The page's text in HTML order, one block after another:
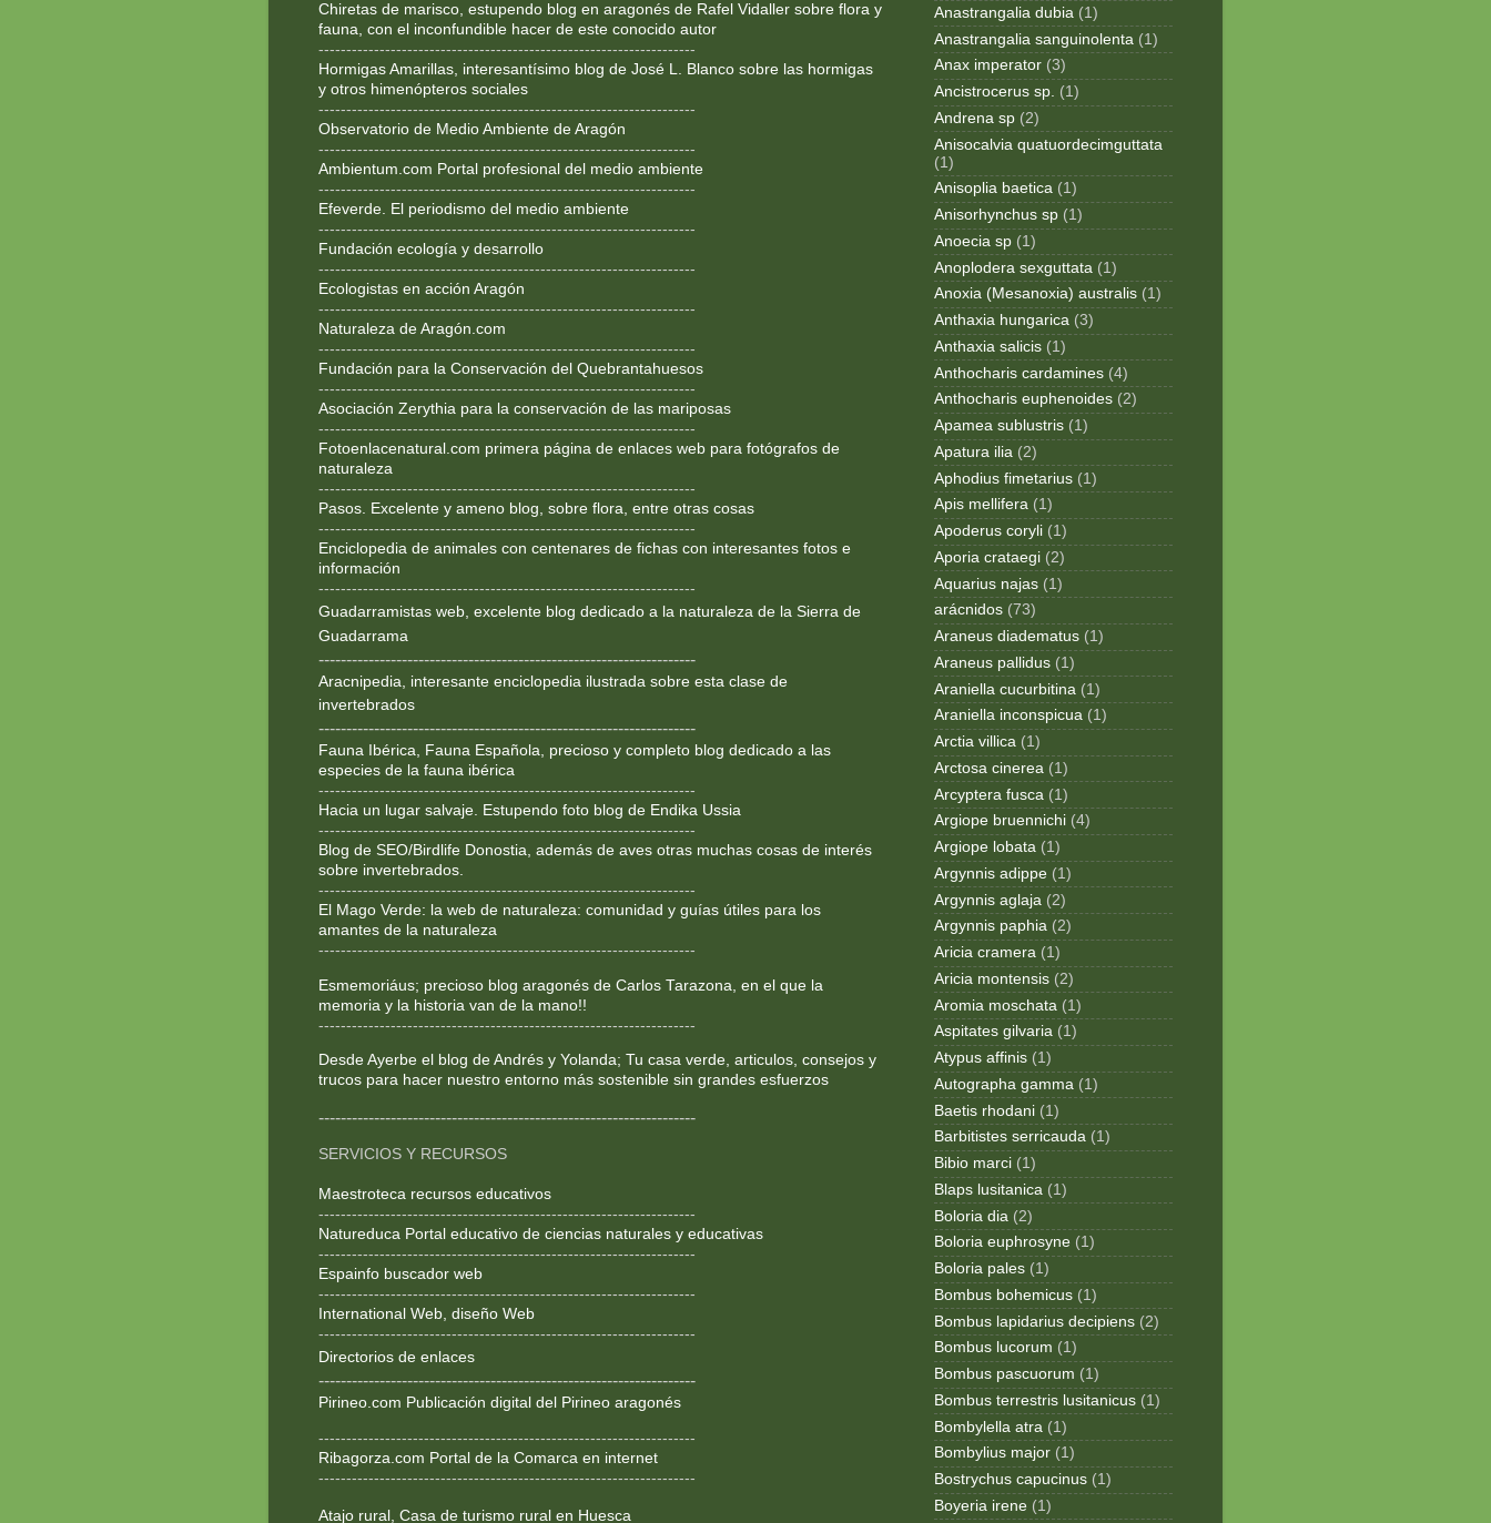
Chiretas de marisco, estupendo blog en aragonés de Rafel Vidaller sobre flora y
fauna, con el inconfundible hacer de este conocido autor
--------------------------------------------------------------------
Hormigas Amarillas, interesantísimo blog de José L. Blanco sobre las hormigas
y otros himenópteros sociales
--------------------------------------------------------------------
Observatorio de Medio Ambiente de Aragón
--------------------------------------------------------------------
Ambientum.com Portal profesional del medio ambiente
--------------------------------------------------------------------
Efeverde. El periodismo del medio ambiente
--------------------------------------------------------------------
Fundación ecología y desarrollo
--------------------------------------------------------------------
Ecologistas en acción Aragón
--------------------------------------------------------------------
Naturaleza de Aragón.com
--------------------------------------------------------------------
Fundación para la Conservación del Quebrantahuesos
--------------------------------------------------------------------
Asociación Zerythia para la conservación de las mariposas
--------------------------------------------------------------------
Fotoenlacenatural.com primera página de enlaces web para fotógrafos de
naturaleza
--------------------------------------------------------------------
Pasos. Excelente y ameno blog, sobre flora, entre otras cosas
--------------------------------------------------------------------
Enciclopedia de animales con centenares de fichas con interesantes fotos e
información
--------------------------------------------------------------------
Guadarramistas web, excelente blog dedicado a la naturaleza de la Sierra de
Guadarrama
--------------------------------------------------------------------
Aracnipedia, interesante enciclopedia ilustrada sobre esta clase de
invertebrados
--------------------------------------------------------------------
Fauna Ibérica, Fauna Española, precioso y completo blog dedicado a las
especies de la fauna ibérica
--------------------------------------------------------------------
Hacia un lugar salvaje. Estupendo foto blog de Endika Ussia
--------------------------------------------------------------------
Blog de SEO/Birdlife Donostia, además de aves otras muchas cosas de interés
sobre invertebrados.
--------------------------------------------------------------------
El Mago Verde: la web de naturaleza: comunidad y guías útiles para los
amantes de la naturaleza
--------------------------------------------------------------------
Esmemoriáus; precioso blog aragonés de Carlos Tarazona, en el que la
memoria y la historia van de la mano!!
--------------------------------------------------------------------
Desde Ayerbe el blog de Andrés y Yolanda; Tu casa verde, articulos, consejos y
trucos para hacer nuestro entorno más sostenible sin grandes esfuerzos
--------------------------------------------------------------------
SERVICIOS Y RECURSOS
Maestroteca recursos educativos
--------------------------------------------------------------------
Natureduca Portal educativo de ciencias naturales y educativas
--------------------------------------------------------------------
Espainfo buscador web
--------------------------------------------------------------------
International Web, diseño Web
--------------------------------------------------------------------
Directorios de enlaces
--------------------------------------------------------------------
Pirineo.com Publicación digital del Pirineo aragonés
--------------------------------------------------------------------
Ribagorza.com Portal de la Comarca en internet
--------------------------------------------------------------------
Atajo rural, Casa de turismo rural en Huesca
Anastrangalia dubia (1)
Anastrangalia sanguinolenta (1)
Anax imperator (3)
Ancistrocerus sp. (1)
Andrena sp (2)
Anisocalvia quatuordecimguttata
(1)
Anisoplia baetica (1)
Anisorhynchus sp (1)
Anoecia sp (1)
Anoplodera sexguttata (1)
Anoxia (Mesanoxia) australis (1)
Anthaxia hungarica (3)
Anthaxia salicis (1)
Anthocharis cardamines (4)
Anthocharis euphenoides (2)
Apamea sublustris (1)
Apatura ilia (2)
Aphodius fimetarius (1)
Apis mellifera (1)
Apoderus coryli (1)
Aporia crataegi (2)
Aquarius najas (1)
arácnidos (73)
Araneus diadematus (1)
Araneus pallidus (1)
Araniella cucurbitina (1)
Araniella inconspicua (1)
Arctia villica (1)
Arctosa cinerea (1)
Arcyptera fusca (1)
Argiope bruennichi (4)
Argiope lobata (1)
Argynnis adippe (1)
Argynnis aglaja (2)
Argynnis paphia (2)
Aricia cramera (1)
Aricia montensis (2)
Aromia moschata (1)
Aspitates gilvaria (1)
Atypus affinis (1)
Autographa gamma (1)
Baetis rhodani (1)
Barbitistes serricauda (1)
Bibio marci (1)
Blaps lusitanica (1)
Boloria dia (2)
Boloria euphrosyne (1)
Boloria pales (1)
Bombus bohemicus (1)
Bombus lapidarius decipiens (2)
Bombus lucorum (1)
Bombus pascuorum (1)
Bombus terrestris lusitanicus (1)
Bombylella atra (1)
Bombylius major (1)
Bostrychus capucinus (1)
Boyeria irene (1)